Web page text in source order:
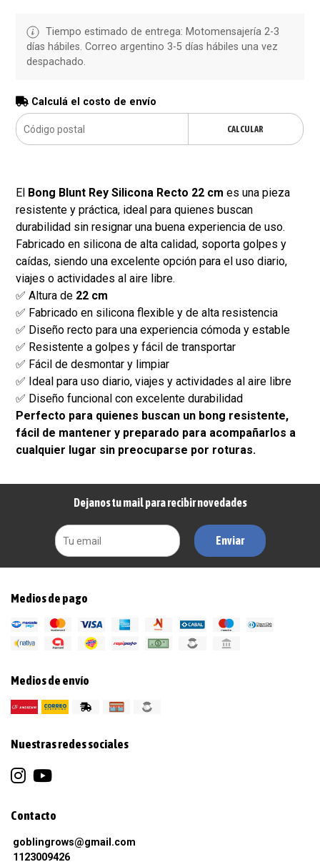
Tiempo estimado de entrega: Motomensajería 2-3
días hábiles. Correo argentino 3-5 días hábiles una vez
despachado.
Calculá el costo de envío
CALCULAR
El Bong Blunt Rey Silicona Recto 22 cm es una pieza
resistente y práctica, ideal para quienes buscan
durabilidad sin resignar una buena experiencia de uso.
Fabricado en silicona de alta calidad, soporta golpes y
caídas, siendo una excelente opción para el uso diario,
viajes o actividades al aire libre.
✅ Altura de 22 cm
✅ Fabricado en silicona flexible y de alta resistencia
✅ Diseño recto para una experiencia cómoda y estable
✅ Resistente a golpes y fácil de transportar
✅ Fácil de desmontar y limpiar
✅ Ideal para uso diario, viajes y actividades al aire libre
✅ Diseño funcional con excelente durabilidad
Perfecto para quienes buscan un bong resistente,
fácil de mantener y preparado para acompañarlos a
cualquier lugar sin preocuparse por roturas.
Dejanos tu mail para recibir novedades
Enviar
Medios de pago
Medios de envío
Nuestras redes sociales
Contacto
goblingrows@gmail.com
1123009426